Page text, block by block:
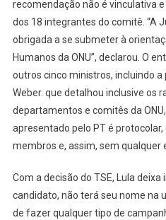
recomendação não é vinculativa
dos 18 integrantes do comitê. “A
obrigada a se submeter à
Humanos da ONU”, declarou. O
outros cinco ministros, incluindo a
Weber. que detalhou inclusive os
departamentos e comitês da
apresentado pelo PT é
membros e, assim, sem qualquer
Com a decisão do TSE, Lula
candidato, não terá seu nome na
de fazer qualquer tipo de